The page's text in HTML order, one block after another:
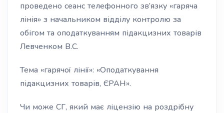
проведено сеанс телефонного зв’язку «гаряча
лінія» з начальником відділу контролю за
обігом та оподаткуванням підакцизних товарів
Левченком В.С.
Тема «гарячої лінії»: «Оподаткування
підакцизних товарів, ЄРАН».
Чи може СГ, який має ліцензію на роздрібну